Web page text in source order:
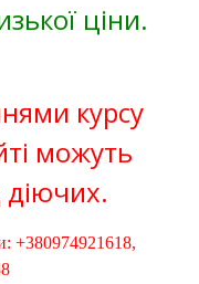
ціни.
курсу
можуть
діючих.
+380974921618,